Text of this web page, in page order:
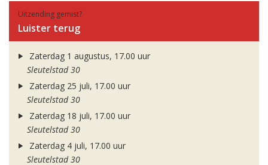
Uitzending gemist?
Luister terug
Zaterdag 1 augustus, 17.00 uur
Sleutelstad 30
Zaterdag 25 juli, 17.00 uur
Sleutelstad 30
Zaterdag 18 juli, 17.00 uur
Sleutelstad 30
Zaterdag 4 juli, 17.00 uur
Sleutelstad 30